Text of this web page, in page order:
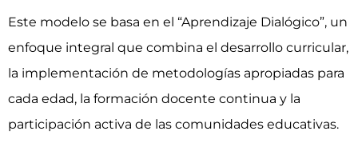
Este modelo se basa en el “Aprendizaje Dialógico”, un
enfoque integral que combina el desarrollo curricular,
la implementación de metodologías apropiadas para
cada edad, la formación docente continua y la
participación activa de las comunidades educativas.